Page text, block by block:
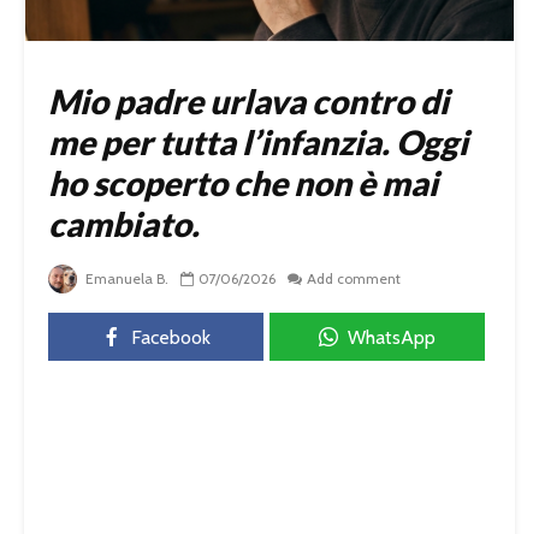
Mio padre urlava contro di
me per tutta l’infanzia. Oggi
ho scoperto che non è mai
cambiato.
Emanuela B. 07/06/2026 Add comment
Facebook WhatsApp